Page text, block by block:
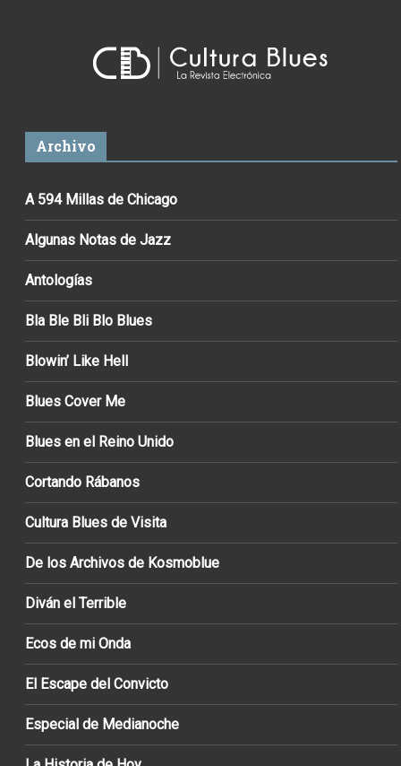
Archivo
A 594 Millas de Chicago
Algunas Notas de Jazz
Antologías
Bla Ble Bli Blo Blues
Blowin’ Like Hell
Blues Cover Me
Blues en el Reino Unido
Cortando Rábanos
Cultura Blues de Visita
De los Archivos de Kosmoblue
Diván el Terrible
Ecos de mi Onda
El Escape del Convicto
Especial de Medianoche